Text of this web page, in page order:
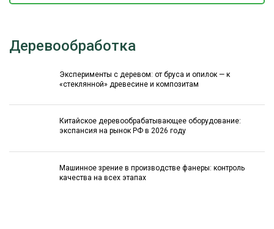
Деревообработка
Эксперименты с деревом: от бруса и опилок — к
«стеклянной» древесине и композитам
Китайское деревообрабатывающее оборудование:
экспансия на рынок РФ в 2026 году
Машинное зрение в производстве фанеры: контроль
качества на всех этапах